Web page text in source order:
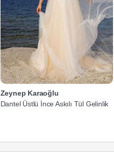
Zeynep Karaoğlu
Dantel Üstlü İnce Askılı Tül Gelinlik